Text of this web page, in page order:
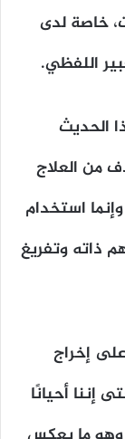
خاصة لدى
اللفظي.
الحديث
من العلاج
استخدام
ذاته وتفريغ
إخراج
إننا أحيانًا